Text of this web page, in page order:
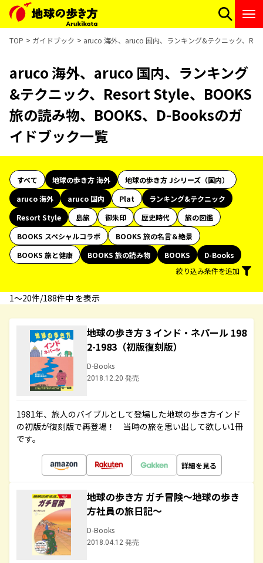
TOP ガイドブック aruco 海外、aruco 国内、ランキング&テクニック、
aruco 海外、aruco 国内、ランキング
&テクニック、Resort Style、BOOKS
旅の読み物、BOOKS、D-Booksのガ
イドブック一覧
すべて 地球の歩き方 海外
地球の歩き方 Jシリーズ（国内）
aruco 海外
aruco 国内 Plat
ランキング&テクニック
Resort Style
島旅 御朱印 歴史時代
旅の図鑑
BOOKS スペシャルコラボ
BOOKS 旅の名言＆絶景
BOOKS 旅と健康
BOOKS 旅の読み物 BOOKS
D-Books
絞り込み条件を追加
1〜20件/188件中 を表示
地球の歩き方 3 インド・ネパール 198
2-1983（初版復刻版）
D-Books
2018.12.20 発売
1981年、旅人のバイブルとして登場した地球の歩き方インド
の初版が復刻版で再登場！ 当時の旅を思い出して欲しい1冊
です。
詳細を見る
地球の歩き方 ガチ冒険～地球の歩き
方社員の旅日記～
D-Books
2018.04.12 発売